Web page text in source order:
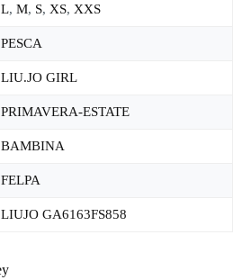
L, M, S, XS, XXS
PESCA
LIU.JO GIRL
PRIMAVERA-ESTATE
BAMBINA
FELPA
LIUJO GA6163FS858